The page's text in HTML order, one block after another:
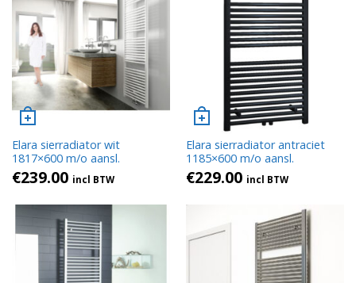
Elara sierradiator wit
1817×600 m/o aansl.
€239.00 incl BTW
Elara sierradiator antraciet
1185×600 m/o aansl.
€229.00 incl BTW